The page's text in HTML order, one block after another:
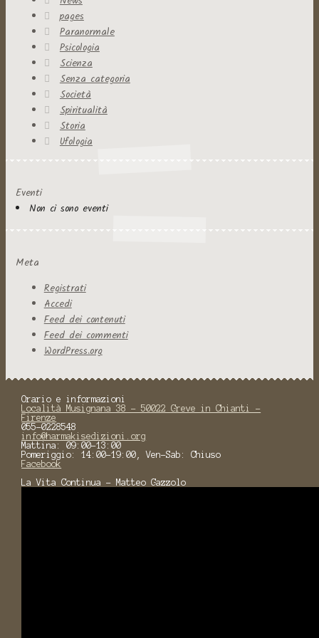
pages
Paranormale
Psicologia
Scienza
Senza categoria
Società
Spiritualità
Storia
Ufologia
Eventi
Non ci sono eventi
Meta
Registrati
Accedi
Feed dei contenuti
Feed dei commenti
WordPress.org
Orario e informazioni
Località Musignana 38 - 50022 Greve in Chianti -
Firenze
055-0228548
info@harmakisedizioni.org
Mattina: 09:00-13:00
Pomeriggio: 14:00-19:00, Ven-Sab: Chiuso
Facebook
La Vita Continua - Matteo Gazzolo